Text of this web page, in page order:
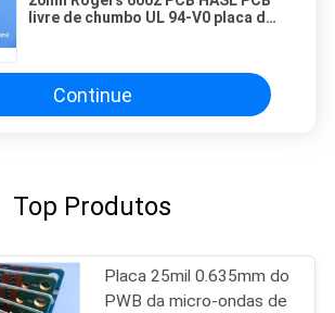
livre de chumbo UL 94-V0 placa de
Continue
Top Produtos
Placa 25mil 0.635mm do
PWB da micro-ondas de